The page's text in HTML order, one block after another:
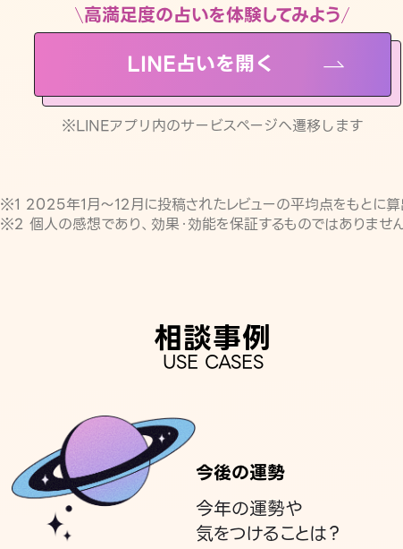
高満足度の占いを体験してみよう
LINE占いを開く
※LINEアプリ内のサービスページへ遷移します
※1 2025年1月〜12月に投稿されたレビューの平均点をもとに
※2 個人の感想であり、効果・効能を保証するものではありませ
相談事例
USE CASES
今後の運勢
今年の運勢や
気をつけることは？